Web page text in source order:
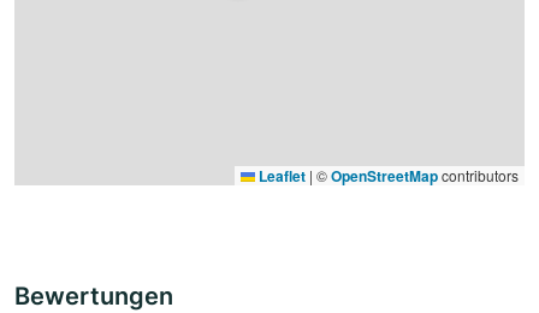
Leaflet | ©OpenStreetMapcontributors
Bewertungen